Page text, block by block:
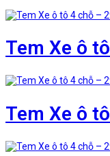
Tem Xe ô
Tem Xe ô